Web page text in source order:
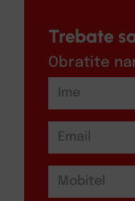
Trebate
Obratite